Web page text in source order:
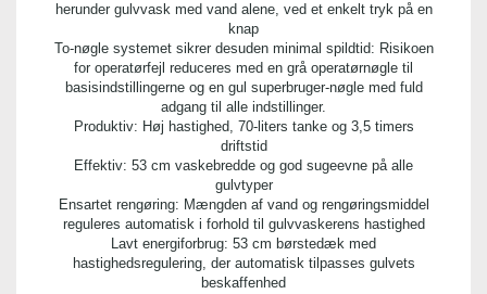
herunder gulvvask med vand alene, ved et enkelt tryk på en
knap
To-nøgle systemet sikrer desuden minimal spildtid: Risikoen
for operatørfejl reduceres med en grå operatørnøgle til
basisindstillingerne og en gul superbruger-nøgle med fuld
adgang til alle indstillinger.
Produktiv: Høj hastighed, 70-liters tanke og 3,5 timers
driftstid
Effektiv: 53 cm vaskebredde og god sugeevne på alle
gulvtyper
Ensartet rengøring: Mængden af vand og rengøringsmiddel
reguleres automatisk i forhold til gulvvaskerens hastighed
Lavt energiforbrug: 53 cm børstedæk med
hastighedsregulering, der automatisk tilpasses gulvets
beskaffenhed